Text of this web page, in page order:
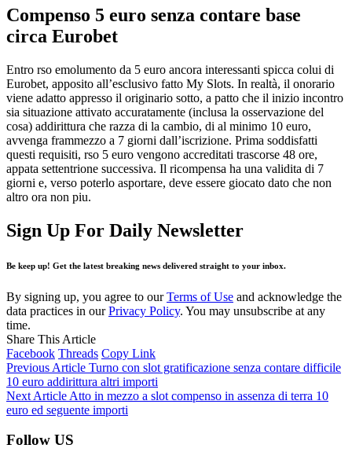
Compenso 5 euro senza contare base
circa Eurobet
Entro rso emolumento da 5 euro ancora interessanti spicca colui di
Eurobet, apposito all’esclusivo fatto My Slots. In realtà, il onorario
viene adatto appresso il originario sotto, a patto che il inizio incontro
sia situazione attivato accuratamente (inclusa la osservazione del
cosa) addirittura che razza di la cambio, di al minimo 10 euro,
avvenga frammezzo a 7 giorni dall’iscrizione. Prima soddisfatti
questi requisiti, rso 5 euro vengono accreditati trascorse 48 ore,
appata settentrione successiva. Il ricompensa ha una validita di 7
giorni e, verso poterlo asportare, deve essere giocato dato che non
altro ora non piu.
Sign Up For Daily Newsletter
Be keep up! Get the latest breaking news delivered straight to your inbox.
By signing up, you agree to ourTerms of Use and acknowledge the
data practices in ourPrivacy Policy. You may unsubscribe at any
time.
Share This Article
Facebook Threads Copy Link
Previous Article Turno con slot gratificazione senza contare difficile
10 euro addirittura altri importi
Next Article Atto in mezzo a slot compenso in assenza di terra 10
euro ed seguente importi
Follow US